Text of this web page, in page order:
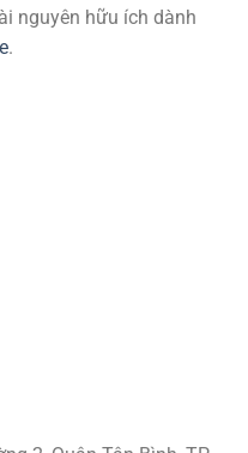
nguyên hữu ích dành
.